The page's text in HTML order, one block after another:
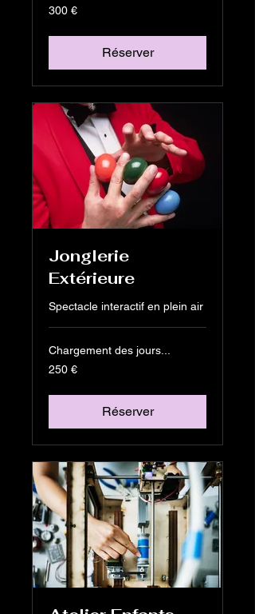
300
euros
300 €
Réserver
Jonglerie
Extérieure
Spectacle interactif en plein air
Chargement des jours...
250
euros
250 €
Réserver